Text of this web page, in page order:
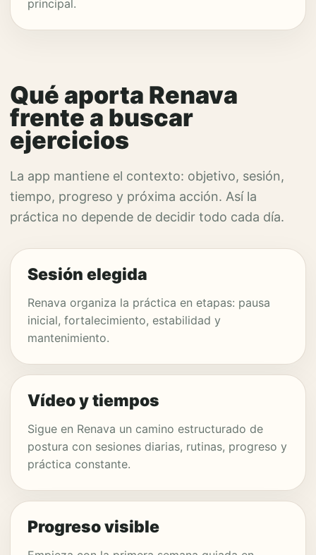
principal.
Qué aporta Renava
frente a buscar
ejercicios
La app mantiene el contexto: objetivo, sesión,
tiempo, progreso y próxima acción. Así la
práctica no depende de decidir todo cada día.
Sesión elegida
Renava organiza la práctica en etapas: pausa
inicial, fortalecimiento, estabilidad y
mantenimiento.
Vídeo y tiempos
Sigue en Renava un camino estructurado de
postura con sesiones diarias, rutinas, progreso y
práctica constante.
Progreso visible